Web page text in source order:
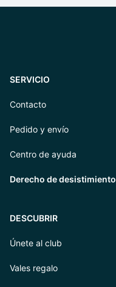
SERVICIO
Contacto
Pedido y envío
Centro de ayuda
Derecho de desistimiento
DESCUBRIR
Únete al club
Vales regalo